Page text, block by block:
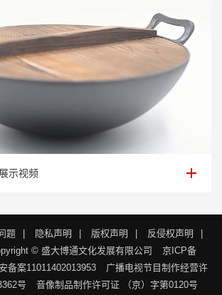
示视频
示视频
题 | 隐私声明 | 版权声明 | 反侵权声明
|
© 盛大博通文化发展有限公司
京ICP备
备案11011402013953
广播电视节目制作经营许
号
音像制品制作许可证 （京）字第0120号